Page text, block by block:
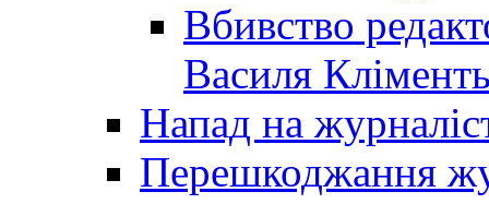
Вбивство
Василя
Напад на
Перешкоджання